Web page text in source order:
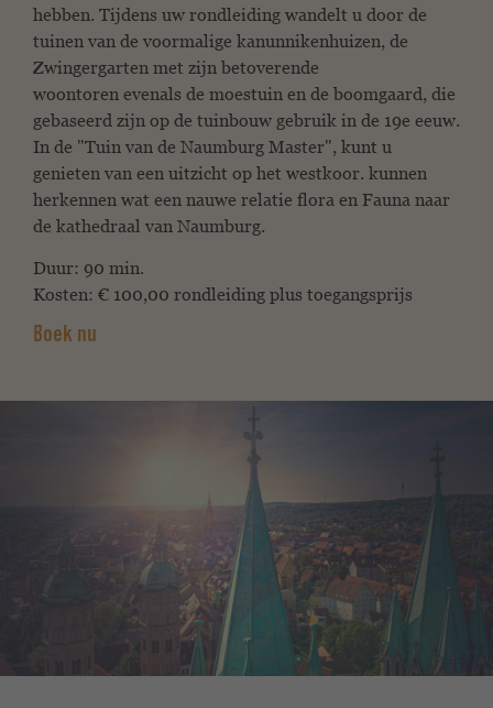
hebben. Tijdens uw rondleiding wandelt u door de
tuinen van de voormalige kanunnikenhuizen, de
Zwingergarten met zijn betoverende
woontoren evenals de moestuin en de boomgaard, die
gebaseerd zijn op de tuinbouw gebruik in de 19e eeuw.
In de "Tuin van de Naumburg Master", kunt u
genieten van een uitzicht op het westkoor. kunnen
herkennen wat een nauwe relatie flora en Fauna naar
de kathedraal van Naumburg.
Duur: 90 min.
Kosten: € 100,00 rondleiding plus toegangsprijs
Boek nu